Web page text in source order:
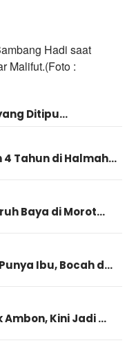
Ditipu…
4 Tahun di Halmah…
Baya di Morot…
Ibu, Bocah d…
Kini Jadi …